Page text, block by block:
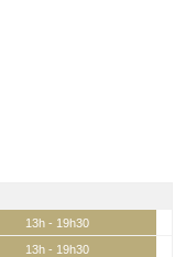
13h - 19h30
13h - 19h30